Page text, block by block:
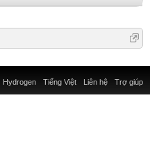
Liên hệ Trợ giúp
Hydrogen Tiếng Việt